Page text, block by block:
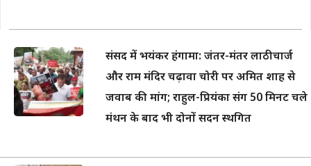
संसद में भयंकर हंगामा: जंतर-मंतर लाठीचार्ज
और राम मंदिर चढ़ावा चोरी पर अमित शाह से
जवाब की मांग; राहुल-प्रियंका संग 50 मिनट चले
मंथन के बाद भी दोनों सदन स्थगित